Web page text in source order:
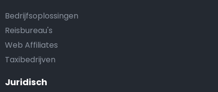
Bedrijfsoplossingen
Reisbureau's
Web Affiliates
Taxibedrijven
Juridisch